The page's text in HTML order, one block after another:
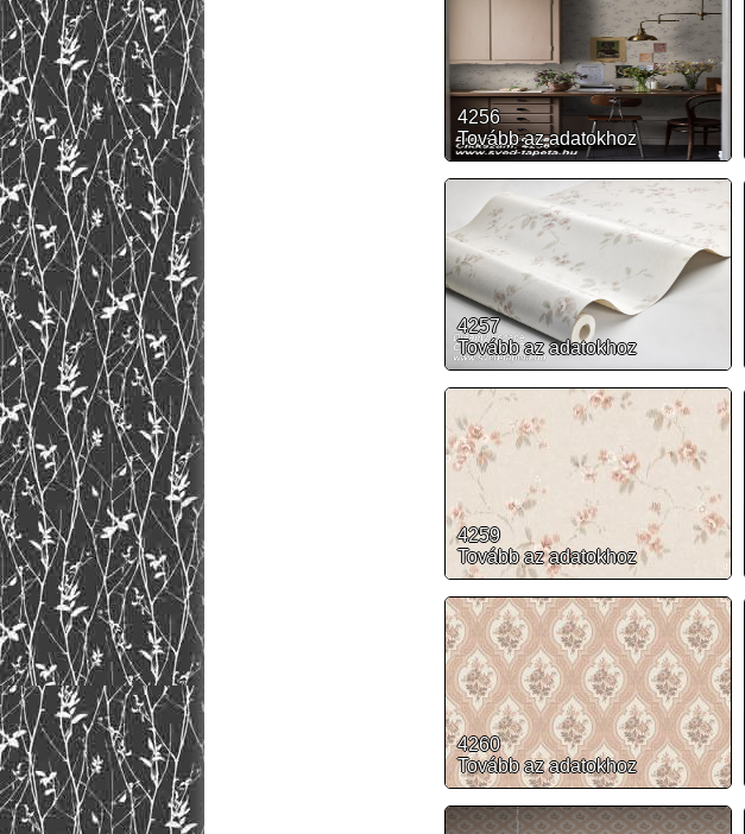
4256
Tovább az adatokhoz
4257
Tovább az adatokhoz
4259
Tovább az adatokhoz
4260
Tovább az adatokhoz